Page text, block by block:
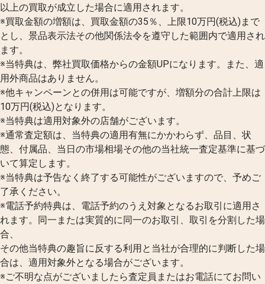
以上の買取が成立した場合に適用されます。
※買取金額の増額は、買取金額の35％、上限10万円(税込)まで
とし、景品表示法その他関係法令を遵守した範囲内で適用され
ます。
※当特典は、弊社買取価格からの金額UPになります。また、適
用外商品はありません。
※他キャンペーンとの併用は可能ですが、増額分の合計上限は
10万円(税込)となります。
※当特典は適用対象外の店舗がございます。
※通常査定額は、当特典の適用有無にかかわらず、品目、状
態、付属品、当日の市場相場その他の当社統一査定基準に基づ
いて算定します。
※当特典は予告なく終了する可能性がございますので、予めご
了承ください。
※電話予約特典は、電話予約のうえ対象となるお取引に適用さ
れます。同一または実質的に同一のお取引、取引を分割した場
合、
その他当特典の趣旨に反する利用と当社が合理的に判断した場
合は、適用対象外となる場合がございます。
※ご不明な点がございましたら査定員またはお電話にてお問い